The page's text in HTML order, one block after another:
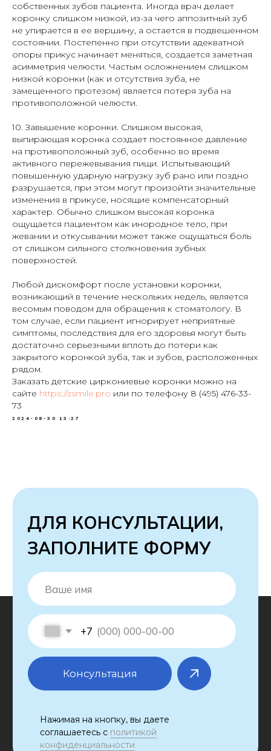
собственных зубов пациента. Иногда врач делает
коронку слишком низкой, из-за чего аппозитный зуб
не упирается в ее вершину, а остается в подвешенном
состоянии. Постепенно при отсутствии адекватной
опоры прикус начинает меняться, создается заметная
асимметрия челюсти. Частым осложнением слишком
низкой коронки (как и отсутствия зуба, не
замещенного протезом) является потеря зуба на
противоположной челюсти.
10. Завышение коронки. Слишком высокая,
выпирающая коронка создает постоянное давление
на противоположный зуб, особенно во время
активного пережевывания пищи. Испытывающий
повышенную ударную нагрузку зуб рано или поздно
разрушается, при этом могут произойти значительные
изменения в прикусе, носящие компенсаторный
характер. Обычно слишком высокая коронка
ощущается пациентом как инородное тело, при
жевании и откусывании может также ощущаться боль
от слишком сильного столкновения зубных
поверхностей.
Любой дискомфорт после установки коронки,
возникающий в течение нескольких недель, является
весомым поводом для обращения к стоматологу. В
том случае, если пациент игнорирует неприятные
симптомы, последствия для его здоровья могут быть
достаточно серьезными вплоть до потери как
закрытого коронкой зуба, так и зубов, расположенных
рядом.
Заказать детские циркониевые коронки можно на
сайте https://zsmile.pro или по телефону 8 (495) 476-33-
73
2024-08-30 13:27
Согласие на обработку персональных
данных